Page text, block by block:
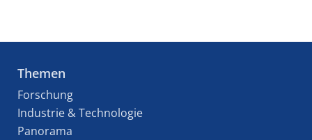
Themen
Forschung
Industrie & Technologie
Panorama